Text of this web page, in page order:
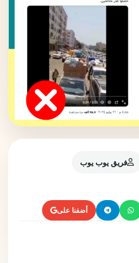
فريق يوب يوب
أضفنا على